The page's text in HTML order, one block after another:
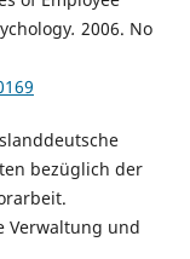
. 2006. No
bezüglich der
Verwaltung und